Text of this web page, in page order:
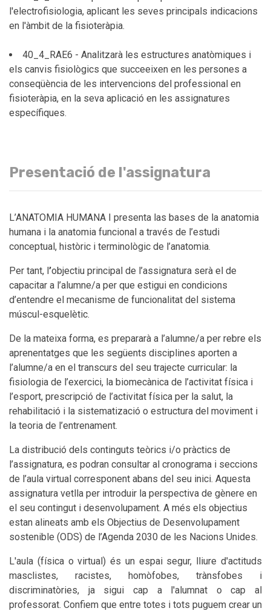
l'electrofisiologia, aplicant les seves principals indicacions
en l'àmbit de la fisioteràpia.
40_4_RAE6 - Analitzarà les estructures anatòmiques i
els canvis fisiològics que succeeixen en les persones a
conseqüència de les intervencions del professional en
fisioteràpia, en la seva aplicació en les assignatures
específiques.
Presentació de l'assignatura
L’ANATOMIA HUMANA I presenta las bases de la anatomia
humana i la anatomia funcional a través de l’estudi
conceptual, històric i terminològic de l’anatomia.
Per tant, l’objectiu principal de l’assignatura serà el de
capacitar a l’alumne/a per que estigui en condicions
d’entendre el mecanisme de funcionalitat del sistema
múscul-esquelètic.
De la mateixa forma, es prepararà a l’alumne/a per rebre els
aprenentatges que les següents disciplines aporten a
l’alumne/a en el transcurs del seu trajecte curricular: la
fisiologia de l’exercici, la biomecànica de l’activitat física i
l’esport, prescripció de l’activitat física per la salut, la
rehabilitació i la sistematizació o estructura del moviment i
la teoria de l’entrenament.
La distribució dels continguts teòrics i/o pràctics de
l’assignatura, es podran consultar al cronograma i seccions
de l’aula virtual corresponent abans del seu inici. Aquesta
assignatura vetlla per introduir la perspectiva de gènere en
el seu contingut i desenvolupament. A més els objectius
estan alineats amb els Objectius de Desenvolupament
sostenible (ODS) de l’Agenda 2030 de les Nacions Unides.
L'aula (física o virtual) és un espai segur, lliure d'actituds
masclistes, racistes, homòfobes, trànsfobes i
discriminatòries, ja sigui cap a l'alumnat o cap al
professorat. Confiem que entre totes i tots puguem crear un